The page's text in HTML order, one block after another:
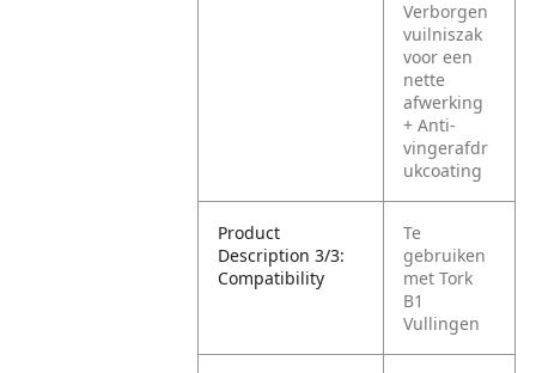
Verborgen
vuilniszak
voor een
nette
afwerking
+ Anti-
vingerafdr
ukcoating
Product
Description 3/3:
Compatibility
Te
gebruiken
met Tork
B1
Vullingen